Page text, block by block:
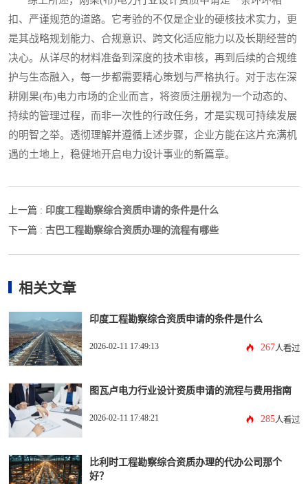
扣、严谨规范的道路。它考验的不仅是企业的硬核技术实力，更
是其战略规划能力、合规意识、跨文化适应能力以及长期经营的
决心。从详尽的材料准备到深度的技术审核，再到后续的合规维
护与生态融入，每一步都需要精心策划与严格执行。对于志在深
耕刚果(布)电力市场的企业而言，将资质注册视为一个动态的、
持续的管理过程，而非一次性的行政任务，才是实现可持续发展
的明智之举。透彻理解并遵循上述步骤，企业方能在这片充满机
遇的土地上，稳健地开启电力设计事业的新篇章。
上一篇 : 印度工程勘察综合资质申请的条件是什么
下一篇 : 古巴工程勘察综合资质办理的流程有哪些
相关文章
印度工程勘察综合资质申请的条件是什么
2026-02-11 17:49:13 267人看过
图瓦卢电力行业设计资质申请的流程与费用指南
2026-02-11 17:48:21 285人看过
比利时工程勘察综合资质办理的代办公司那个
好？